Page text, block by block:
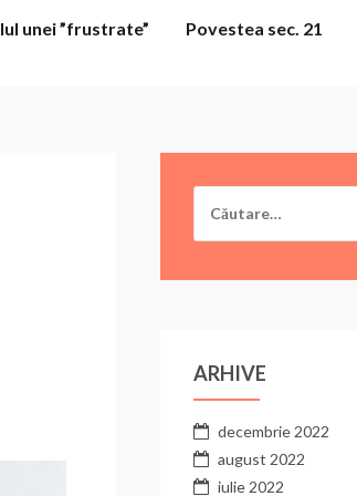
unei ”frustrate” Povestea sec. 21
după:
ARHIVE
decembrie 2022
august 2022
iulie 2022